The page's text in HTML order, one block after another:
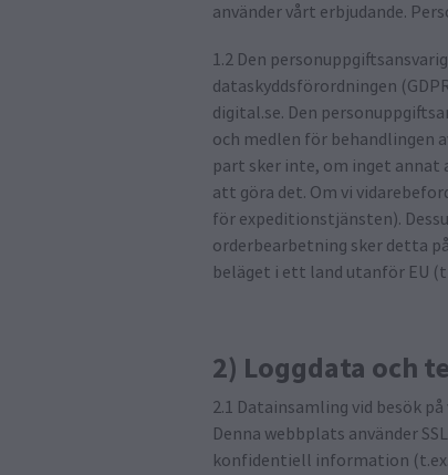
använder vårt erbjudande.
1.2 Den
dataskyddsförordningen
digital.se. Den
och medlen för behandlingen
part sker inte, om inget annat
att göra det. Om vi
för expeditionstjänsten).
orderbearbetning sker detta
beläget i ett land utanför EU
2) Loggdata och
2.1 Datainsamling vid besök
Denna webbplats använder
konfidentiell information